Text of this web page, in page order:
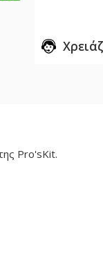
Pro'sKit.